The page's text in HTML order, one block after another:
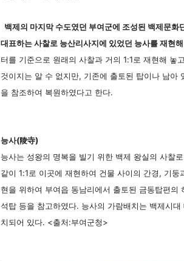
백제의 마지막 수도였던 부여군에 조성된 백제문
대표하는 사찰로 능산리사지에 있었던 능사를 재현
터를 기준으로 원래의 사찰과 거의 1:1로 재현해 놓
것이지는 알 수 없지만, 기존에 출토된 탑이나 남아
을 참조하여 복원하였다고 한다.
능사(陵寺)
능사는 성왕의 명복을 빌기 위한 백제 왕실의 사찰
같이 1:1로 이곳에 재현하여 건물 사이의 간경, 기
현을 위하여 부여읍 동남리에서 출토된 금동탑편의
석탑 등을 참고하였다. 능사의 가람배치는 백제시
치되어 있다. <출처:부여군청>